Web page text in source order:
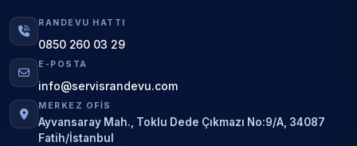
RANDEVU HATTI
0850 260 03 29
E-POSTA
info@servisrandevu.com
MERKEZ OFIS
Ayvansaray Mah., Toklu Dede Çıkmazı No:9/A, 34087
Fatih/İstanbul